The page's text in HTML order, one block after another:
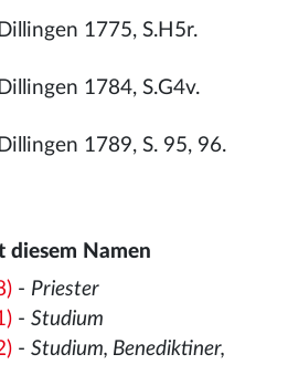
1775, S.H5r.
1784, S.G4v.
1789, S. 95, 96.
diesem Namen
- Priester
- Studium
- Studium, Benediktiner,